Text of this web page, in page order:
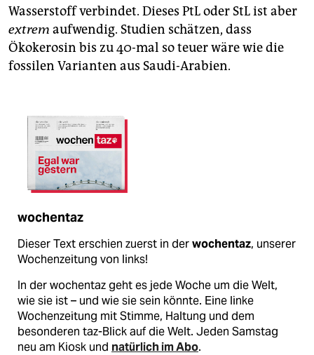
Wasserstoff verbindet. Dieses PtL oder StL ist aber
extrem aufwendig. Studien schätzen, dass
Ökokerosin bis zu 40-mal so teuer wäre wie die
fossilen Varianten aus Saudi-Arabien.
wochentaz
Dieser Text erschien zuerst in derwochentaz, unserer
Wochenzeitung von links!
In der wochentaz geht es jede Woche um die Welt,
wie sie ist – und wie sie sein könnte. Eine linke
Wochenzeitung mit Stimme, Haltung und dem
besonderen taz-Blick auf die Welt. Jeden Samstag
neu am Kiosk und natürlich im Abo.